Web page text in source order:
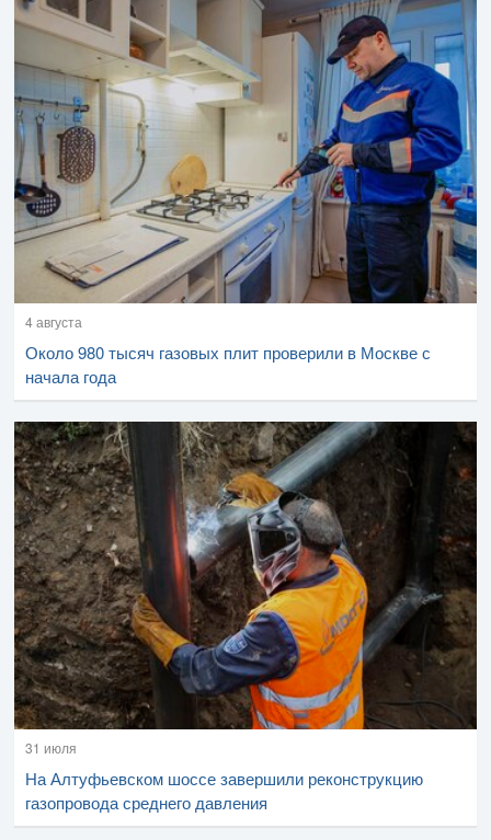
4 августа
Около 980 тысяч газовых плит проверили в Москве с
начала года
31 июля
На Алтуфьевском шоссе завершили реконструкцию
газопровода среднего давления